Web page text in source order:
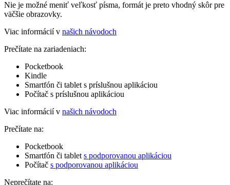
Nie je možné meniť veľkosť písma, formát je preto vhodný skôr pre
väčšie obrazovky.
Viac informácií v našich návodoch
Prečítate na zariadeniach:
Pocketbook
Kindle
Smartfón či tablet s príslušnou aplikáciou
Počítač s príslušnou aplikáciou
Viac informácií v našich návodoch
Prečítate na:
Pocketbook
Smartfón či tablet s podporovanou aplikáciou
Počítač s podporovanou aplikáciou
Neprečítate na: